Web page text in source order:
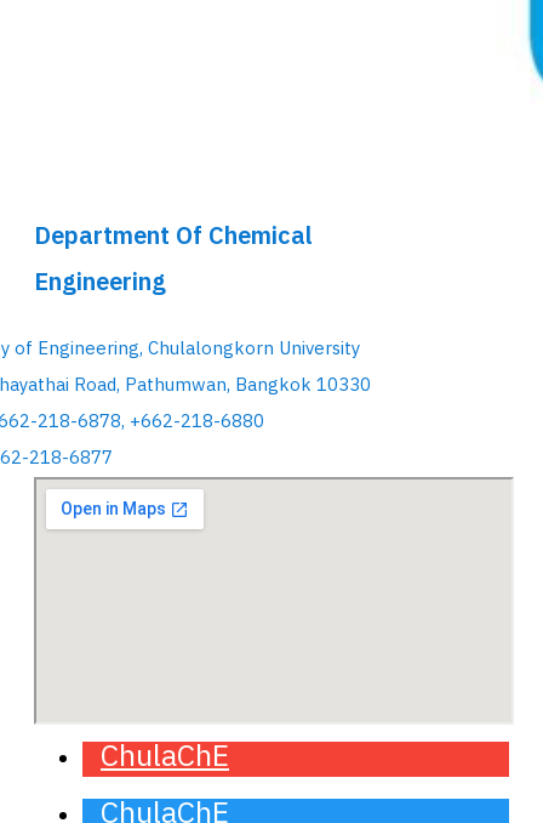
Department Of Chemical
Engineering
of Engineering, Chulalongkorn University
Road, Pathumwan, Bangkok 10330
218-6878, +662-218-6880
218-6877
ChulaChE